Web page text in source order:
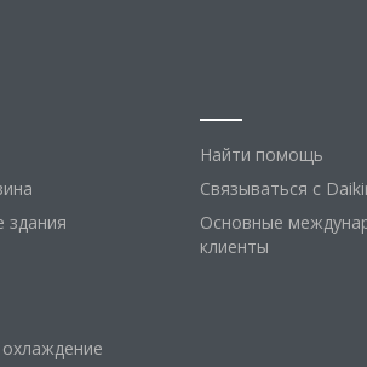
Найти помощь
Связываться с
Основные
клиенты